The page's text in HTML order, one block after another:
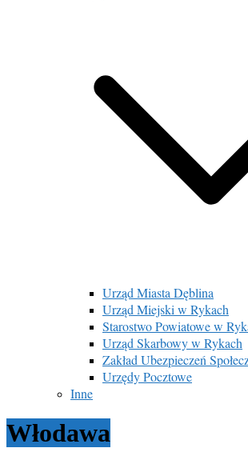
Urząd Miasta Dęblina
Urząd Miejski w Rykach
Starostwo Powiatowe w
Urząd Skarbowy w Rykach
Zakład Ubezpieczeń
Urzędy Pocztowe
Inne
Włodawa